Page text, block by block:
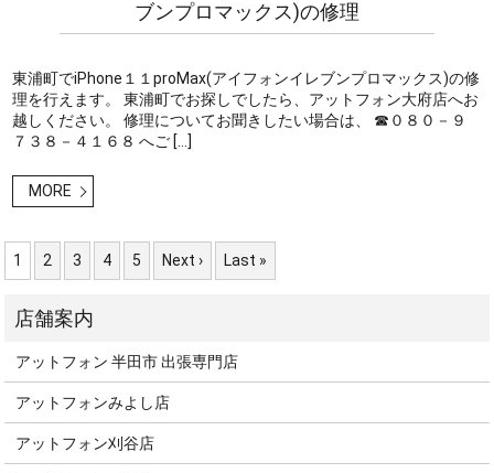
ブンプロマックス)の修理
東浦町でiPhone１１proMax(アイフォンイレブンプロマックス)の修
理を行えます。 東浦町でお探しでしたら、アットフォン大府店へお
越しください。 修理についてお聞きしたい場合は、 ☎０８０－９
７３８－４１６８ へご […]
MORE
1 2 3 4 5 Next › Last »
アットフォン 半田市 出張専門店
アットフォンみよし店
アットフォン刈谷店